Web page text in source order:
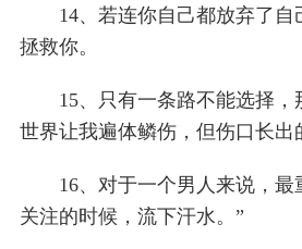
14、若连你自己都放弃了自
拯救你。
15、只有一条路不能选择，
世界让我遍体鳞伤，但伤口长出
16、对于一个男人来说，最
关注的时候，流下汗水。”